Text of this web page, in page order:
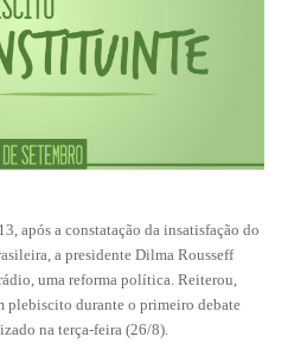
OU ANUIDADE DE SÓCIO
após a constatação da insatisfação do
a presidente Dilma Rousseff
uma reforma política. Reiterou,
plebiscito durante o primeiro debate
na terça-feira (26/8).